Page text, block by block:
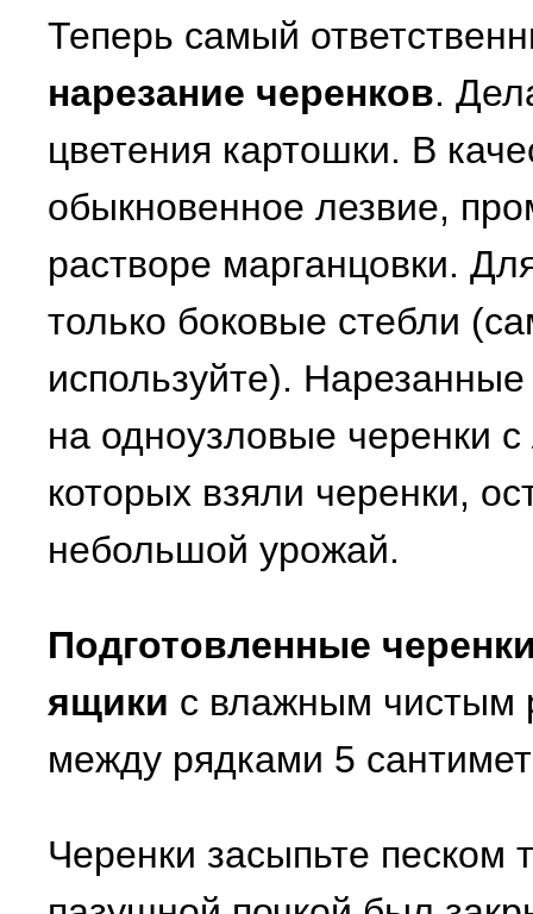
Теперь самый
нарезание черенков.
цветения картошки. В
обыкновенное лезвие,
растворе марганцовки.
только боковые стебли
используйте).
на одноузловые черенки
которых взяли черенки,
небольшой урожай.
Подготовленные
ящики с влажным чистым
между рядками 5
Черенки засыпьте песком